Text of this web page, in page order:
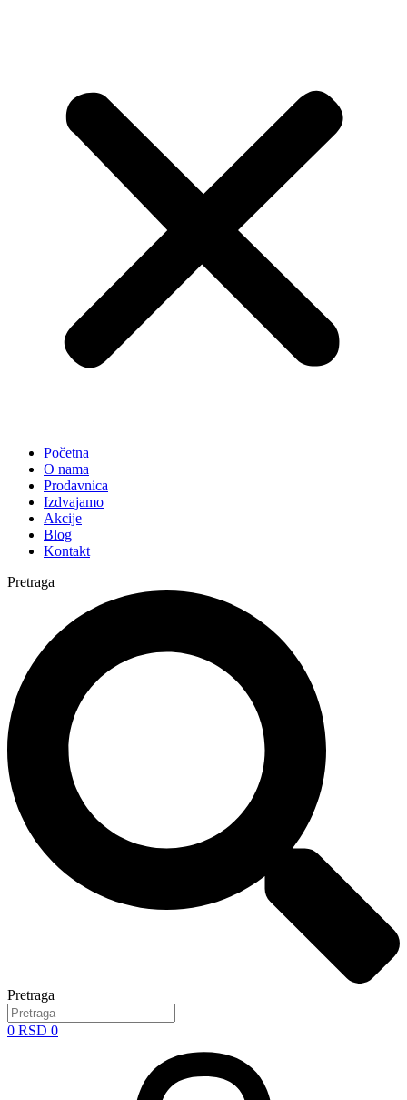
Početna
O nama
Prodavnica
Izdvajamo
Akcije
Blog
Kontakt
Pretraga
Pretraga
0 RSD 0